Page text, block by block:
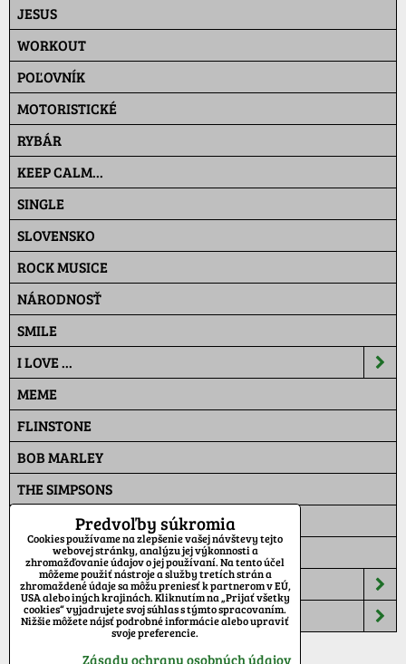
JESUS
WORKOUT
POĽOVNÍK
MOTORISTICKÉ
RYBÁR
KEEP CALM...
SINGLE
SLOVENSKO
ROCK MUSICE
NÁRODNOSŤ
SMILE
I LOVE ...
MEME
FLINSTONE
BOB MARLEY
THE SIMPSONS
PAT A MAT
MASKÁČ
ŠILTOVKY
TEPLÁKY
Predvoľby súkromia
Cookies používame na zlepšenie vašej návštevy tejto
webovej stránky, analýzu jej výkonnosti a
zhromažďovanie údajov o jej používaní. Na tento účel
môžeme použiť nástroje a služby tretích strán a
zhromaždené údaje sa môžu preniesť k partnerom v EÚ,
USA alebo iných krajinách. Kliknutím na „Prijať všetky
cookies“ vyjadrujete svoj súhlas s týmto spracovaním.
Nižšie môžete nájsť podrobné informácie alebo upraviť
svoje preferencie.
Zásady ochrany osobných údajov